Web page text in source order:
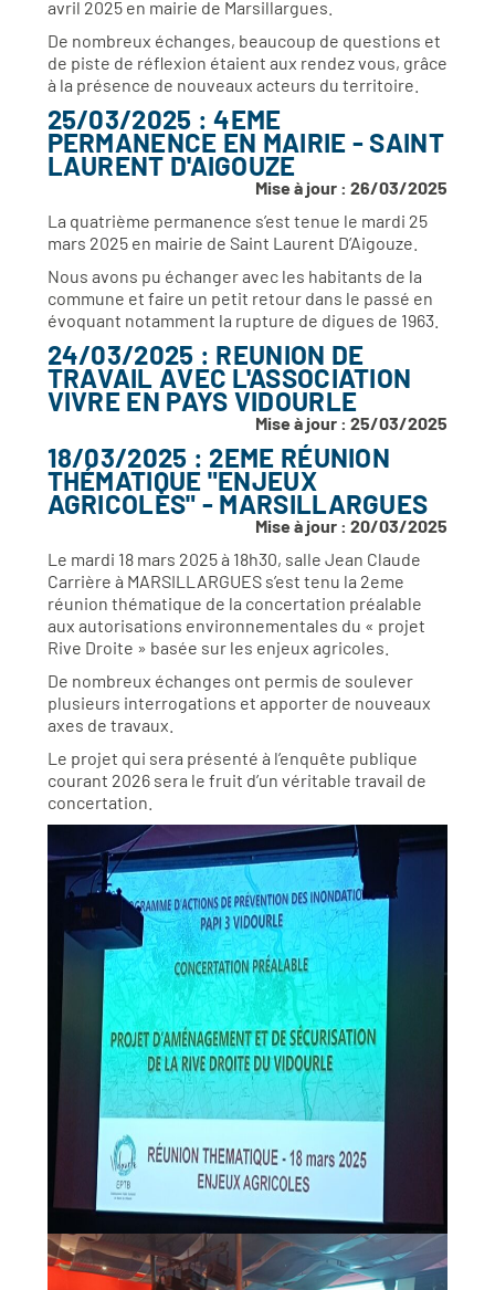
avril 2025 en mairie de Marsillargues.
De nombreux échanges, beaucoup de questions et
de piste de réflexion étaient aux rendez vous, grâce
à la présence de nouveaux acteurs du territoire.
25/03/2025 : 4EME
PERMANENCE EN MAIRIE - SAINT
LAURENT D'AIGOUZE
Mise à jour : 26/03/2025
La quatrième permanence s’est tenue le mardi 25
mars 2025 en mairie de Saint Laurent D’Aigouze.
Nous avons pu échanger avec les habitants de la
commune et faire un petit retour dans le passé en
évoquant notamment la rupture de digues de 1963.
24/03/2025 : REUNION DE
TRAVAIL AVEC L'ASSOCIATION
VIVRE EN PAYS VIDOURLE
Mise à jour : 25/03/2025
18/03/2025 : 2EME RÉUNION
THÉMATIQUE "ENJEUX
AGRICOLES" - MARSILLARGUES
Mise à jour : 20/03/2025
Le mardi 18 mars 2025 à 18h30, salle Jean Claude
Carrière à MARSILLARGUES s’est tenu la 2eme
réunion thématique de la concertation préalable
aux autorisations environnementales du « projet
Rive Droite » basée sur les enjeux agricoles.
De nombreux échanges ont permis de soulever
plusieurs interrogations et apporter de nouveaux
axes de travaux.
Le projet qui sera présenté à l’enquête publique
courant 2026 sera le fruit d’un véritable travail de
concertation.